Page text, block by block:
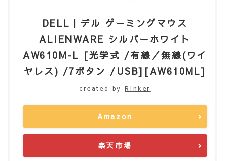
DELL｜デル ゲーミングマウス
ALIENWARE シルバーホワイト
AW610M-L [光学式 /有線／無線(ワイ
ヤレス) /7ボタン /USB][AW610ML]
created byRinker
Amazon
楽天市場